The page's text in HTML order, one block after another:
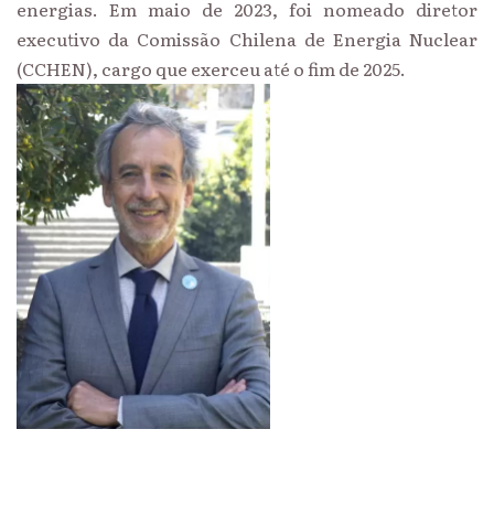
energias. Em maio de 2023, foi nomeado diretor
executivo da Comissão Chilena de Energia Nuclear
(CCHEN), cargo que exerceu até o fim de 2025.